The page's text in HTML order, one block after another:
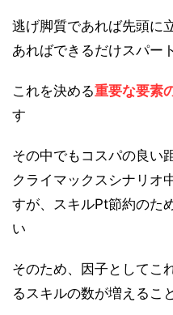
逃げ脚質であれば先頭に
あればできるだけスパー
これを決める重要な要素
す
その中でもコスパの良い
クライマックスシナリオ
すが、スキルPt節約のた
い
そのため、因子としてこ
るスキルの数が増えるこ